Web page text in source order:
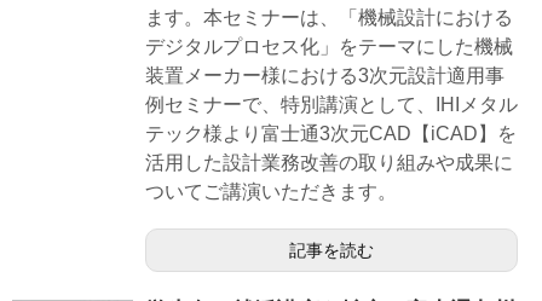
ます。本セミナーは、「機械設計における
デジタルプロセス化」をテーマにした機械
装置メーカー様における3次元設計適用事
例セミナーで、特別講演として、IHIメタル
テック様より富士通3次元CAD【iCAD】を
活用した設計業務改善の取り組みや成果に
ついてご講演いただきます。
記事を読む